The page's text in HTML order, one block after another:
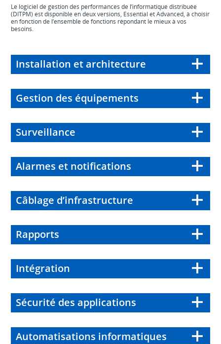
Le logiciel de gestion des performances de l’informatique distribuée
(DITPM) est disponible en deux versions, Essential et Advanced, à choisir
en fonction de l’ensemble de fonctions répondant le mieux à vos
besoins.
Installation et architecture
Gestion des équipements
Surveillance
Alarmes et notifications
Câblage d’infrastructure
Rapports
Intégration
Sécurité des applications
Automatisations informatiques